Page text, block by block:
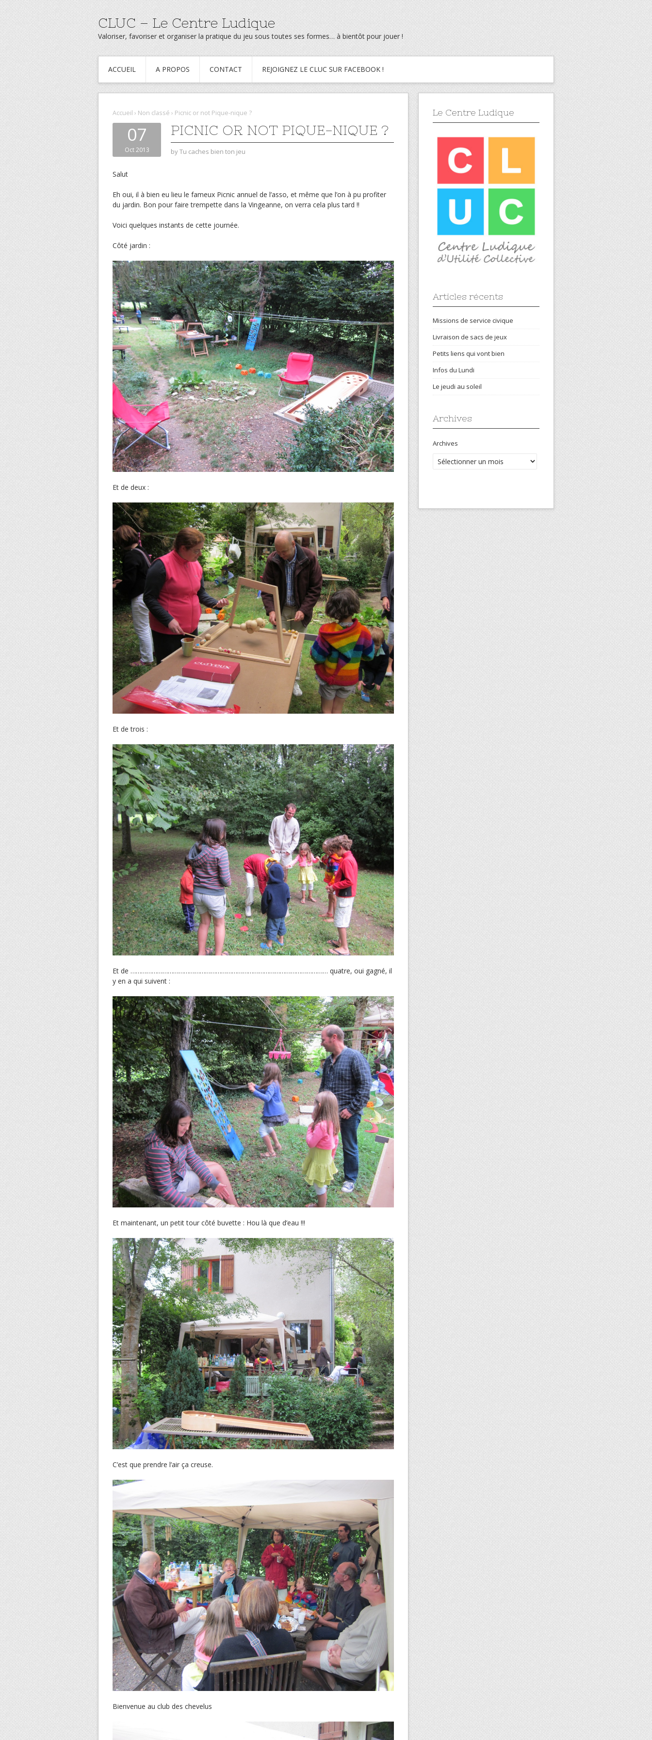
CLUC – Le Centre Ludique
Valoriser, favoriser et organiser la pratique du jeu sous toutes ses formes… à bientôt pour jouer !
ACCUEIL A PROPOS CONTACT REJOIGNEZ LE CLUC SUR FACEBOOK !
Accueil › Non classé › Picnic or not Pique-nique ?
07
Oct 2013
PICNIC OR NOT PIQUE-NIQUE ?
byTu caches bien ton jeu
Salut
Eh oui, il à bien eu lieu le fameux Picnic annuel de l’asso, et même que l’on à pu profiter
du jardin. Bon pour faire trempette dans la Vingeanne, on verra cela plus tard !!
Voici quelques instants de cette journée.
Côté jardin :
Et de deux :
Et de trois :
Et de ………………………………………………………………………………………………… quatre, oui gagné, il
y en a qui suivent :
Et maintenant, un petit tour côté buvette : Hou là que d’eau !!!
C’est que prendre l’air ça creuse.
Bienvenue au club des chevelus
Le Centre Ludique
Articles récents
Missions de service civique
Livraison de sacs de jeux
Petits liens qui vont bien
Infos du Lundi
Le jeudi au soleil
Archives
Archives